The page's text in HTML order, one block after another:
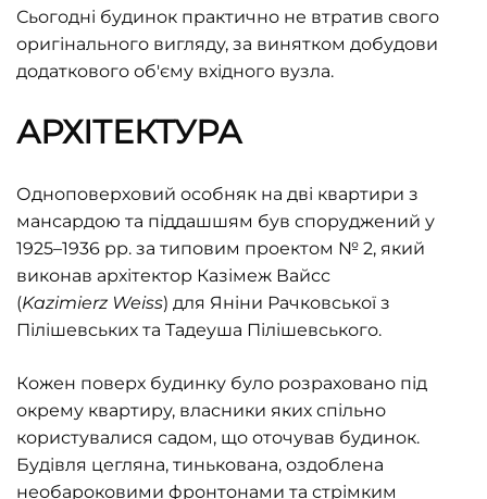
Сьогодні будинок практично не втратив свого
оригінального вигляду, за винятком добудови
додаткового об'єму вхідного вузла.
АРХІТЕКТУРА
Одноповерховий особняк на дві квартири з
мансардою та піддашшям був споруджений у
1925–1936 рр. за типовим проектом № 2, який
виконав архітектор Казімеж Вайсс
(Kazimierz Weiss) для Яніни Рачковської з
Пілішевських та Тадеуша Пілішевського.
Кожен поверх будинку було розраховано під
окрему квартиру, власники яких спільно
користувалися садом, що оточував будинок.
Будівля цегляна, тинькована, оздоблена
необароковими фронтонами та стрімким